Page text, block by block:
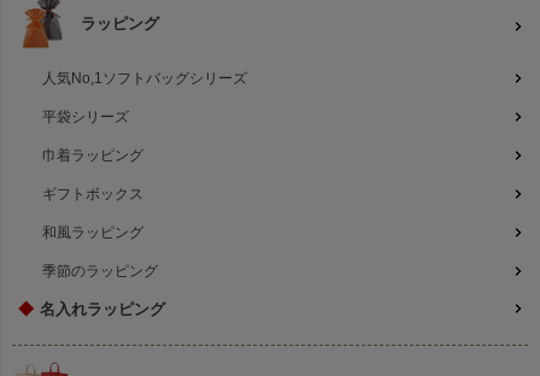
ラッピング
人気No,1ソフトバッグシリーズ
平袋シリーズ
巾着ラッピング
ギフトボックス
和風ラッピング
季節のラッピング
◆ 名入れラッピング